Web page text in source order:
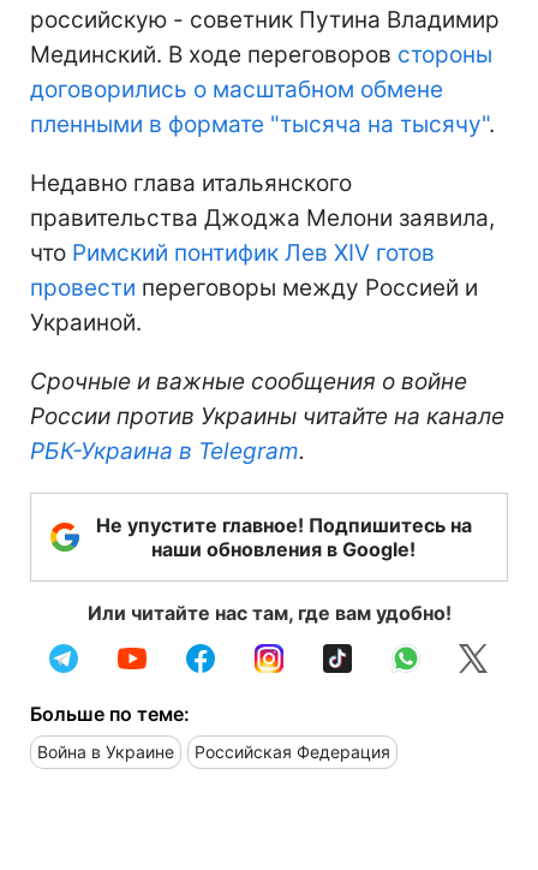
российскую - советник Путина Владимир
Мединский. В ходе переговоров стороны
договорились о масштабном обмене
пленными в формате "тысяча на тысячу".
Недавно глава итальянского
правительства Джоджа Мелони заявила,
что Римский понтифик Лев XIV готов
провести переговоры между Россией и
Украиной.
Срочные и важные сообщения о войне
России против Украины читайте на канале
РБК-Украина в Telegram.
Не упустите главное! Подпишитесь на
наши обновления в Google!
Или читайте нас там, где вам удобно!
Больше по теме:
Война в Украине Российская Федерация